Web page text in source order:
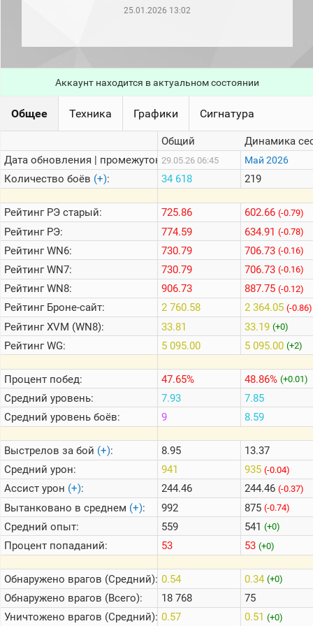
месяц)
(за
последние
сессии)
Топ
1000
Кланы
стримеров
Информация
Онлайн
Цветовая
шкала
Теlegram
ВК
Портал
Мира
Танков
25.01.2026 13:02
Аккаунт находится в актуальном состоянии
Общее Техника Графики Сигнатура
Дата обновления | промежуток:
Количество боёв (+):
РейтингРЭ старый:
РейтингРЭ:
РейтингWN6:
РейтингWN7:
РейтингWN8:
РейтингБроне-сайт:
РейтингXVM (WN8):
РейтингWG:
Процент побед:
Средний уровень:
Средний уровень боёв:
Выстрелов за бой (+):
Средний урон:
Ассист урон (+):
Вытанковано в среднем (+):
Средний опыт:
Процент попаданий:
Обнаружено врагов (Средний):
Обнаружено врагов (Всего):
Уничтожено врагов (Средний):
Общий
29.05.26 06:45
34 618
725.86
774.59
730.79
730.79
906.73
2 760.58
33.81
5 095.00
47.65%
7.93
9
8.95
941
244.46
992
559
53
0.54
18 768
0.57
Динамика
Май 2026
219
602.66 (-0.79)
634.91 (-0.78)
706.73 (-0.16)
706.73 (-0.16)
887.75 (-0.12)
2 364.05 (-0.86)
33.19 (+0)
5 095.00 (+2)
48.86% (+0.01)
7.85
8.59
13.37
935 (-0.04)
244.46 (-0.37)
875 (-0.74)
541 (+0)
53 (+0)
0.34 (+0)
75
0.51 (+0)